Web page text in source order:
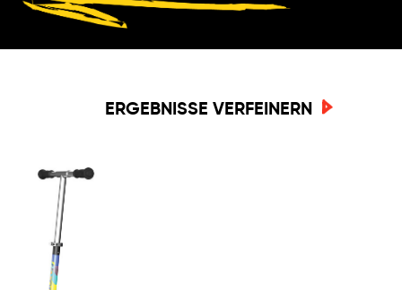
ERGEBNISSE VERFEINERN